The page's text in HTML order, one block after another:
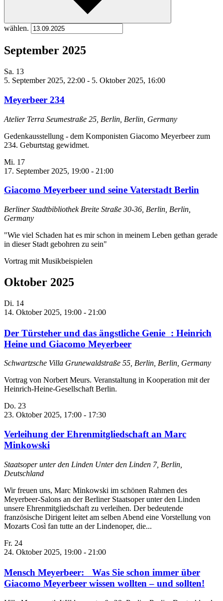
wählen.
September 2025
Sa. 13
5. September 2025, 22:00 - 5. Oktober 2025, 16:00
Meyerbeer 234
Atelier Terra Seumestraße 25, Berlin, Berlin, Germany
Gedenkausstellung - dem Komponisten Giacomo Meyerbeer zum
234. Geburtstag gewidmet.
Mi. 17
17. September 2025, 19:00 - 21:00
Giacomo Meyerbeer und seine Vaterstadt Berlin
Berliner Stadtbibliothek Breite Straße 30-36, Berlin, Berlin,
Germany
"Wie viel Schaden hat es mir schon in meinem Leben gethan gerade
in dieser Stadt gebohren zu sein"
Vortrag mit Musikbeispielen
Oktober 2025
Di. 14
14. Oktober 2025, 19:00 - 21:00
Der Türsteher und das ängstliche Genie : Heinrich
Heine und Giacomo Meyerbeer
Schwartzsche Villa Grunewaldstraße 55, Berlin, Berlin, Germany
Vortrag von Norbert Meurs. Veranstaltung in Kooperation mit der
Heinrich-Heine-Gesellschaft Berlin.
Do. 23
23. Oktober 2025, 17:00 - 17:30
Verleihung der Ehrenmitgliedschaft an Marc
Minkowski
Staatsoper unter den Linden Unter den Linden 7, Berlin,
Deutschland
Wir freuen uns, Marc Minkowski im schönen Rahmen des
Meyerbeer-Salons an der Berliner Staatsoper unter den Linden
unsere Ehrenmitgliedschaft zu verleihen. Der bedeutende
französische Dirigent leitet am selben Abend eine Vorstellung von
Mozarts Così fan tutte an der Lindenoper, die...
Fr. 24
24. Oktober 2025, 19:00 - 21:00
Mensch Meyerbeer: Was Sie schon immer über
Giacomo Meyerbeer wissen wollten – und sollten!